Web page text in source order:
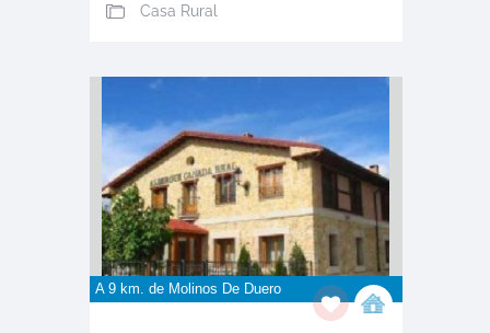
Casa Rural
A 9 km. de Molinos De Duero